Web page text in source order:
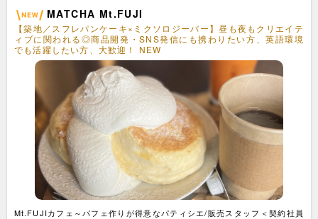
MATCHA Mt.FUJI
【築地／スフレパンケーキ×ミクソロジーバー】昼も夜もクリエイテ
ィブに関われる◎商品開発・SNS発信にも携わりたい方、英語環境
でも活躍したい方、大歓迎！ NEW
Mt.FUJIカフェ～パフェ作りが得意なパティシエ/販売スタッフ＜契約社員